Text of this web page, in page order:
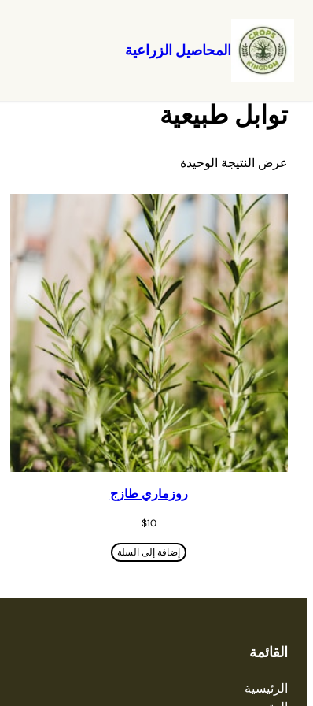
تخطى
المحتوى
المحاصيل الزراعية
الرئيسية/ توابل طبيعية
توابل طبيعية
عرض النتيجة الوحيدة
روزماري طازج
$10
إضافة إلى السلة
القائمة
الرئيسية